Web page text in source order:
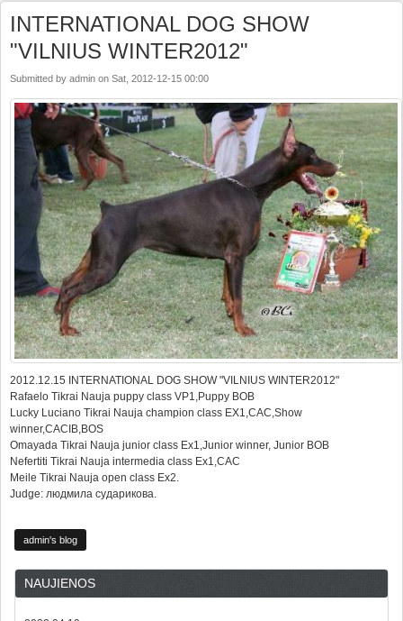
INTERNATIONAL DOG SHOW
"VILNIUS WINTER2012"
Submitted by admin on Sat, 2012-12-15 00:00
2012.12.15 INTERNATIONAL DOG SHOW "VILNIUS WINTER2012"
Rafaelo Tikrai Nauja puppy class VP1,Puppy BOB
Lucky Luciano Tikrai Nauja champion class EX1,CAC,Show
winner,CACIB,BOS
Omayada Tikrai Nauja junior class Ex1,Junior winner, Junior BOB
Nefertiti Tikrai Nauja intermedia class Ex1,CAC
Meile Tikrai Nauja open class Ex2.
Judge: людмила сударикова.
admin's blog
NAUJIENOS